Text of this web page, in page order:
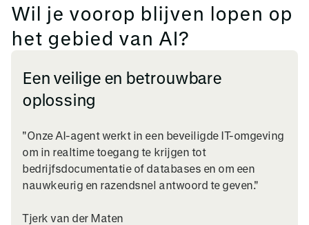
Wil je voorop blijven lopen op
het gebied van AI?
Een veilige en betrouwbare
oplossing
"Onze AI-agent werkt in een beveiligde IT-omgeving
om in realtime toegang te krijgen tot
bedrijfsdocumentatie of databases en om een
nauwkeurig en razendsnel antwoord te geven."
Tjerk van der Maten